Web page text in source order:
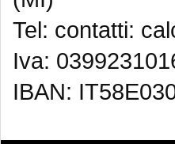
Tel: contatti:
Iva:
IBAN: